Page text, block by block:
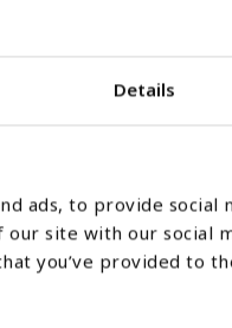
Details
ads, to provide
site with our social
you’ve provided to
Linje